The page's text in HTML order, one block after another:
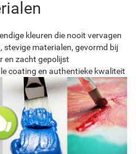
kleuren die nooit vervagen
stevige materialen, gevormd bij
en zacht gepolijst
coating en authentieke kwaliteit